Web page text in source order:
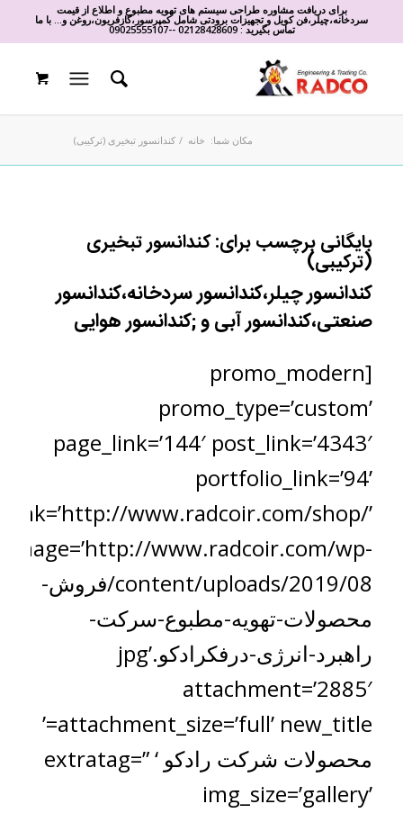
برای دریافت مشاوره طراحی سیستم های تهویه مطبوع و اطلاع از قیمت
سردخانه،چیلر،فن کویل و تجهیزات برودتی شامل کمپرسور،گازفریون،روغن و... با ما
تماس بگیرید :02128428609
-
-
09025555107
مکان شما: خانه / کندانسور تبخیری (ترکیبی)
بایگانی برچسب برای:کندانسور تبخیری
(ترکیبی)
کندانسور چیلر،کندانسور سردخانه،کندانسور
صنعتی،کندانسور آبی و ;کندانسور هوایی
[promo_modern
promo_type=’custom’
page_link=’144′ post_link=’4343′
portfolio_link=’94’
www.radcoir.com/shop/’
www.radcoir.com/wp-
content/uploads/2019/08/فروش-
محصولات-تهویه-مطبوع-سرکت-
راهبرد-انرژی-درفکرادکو.jpg’
attachment=’2885′
attachment_size=’full’ new_title=’
محصولات شرکت رادکو ‘ extratag=”
img_size=’gallery’